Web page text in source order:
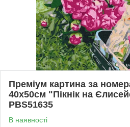
Преміум картина за
40x50см "Пікнік на
PBS51635
В наявності